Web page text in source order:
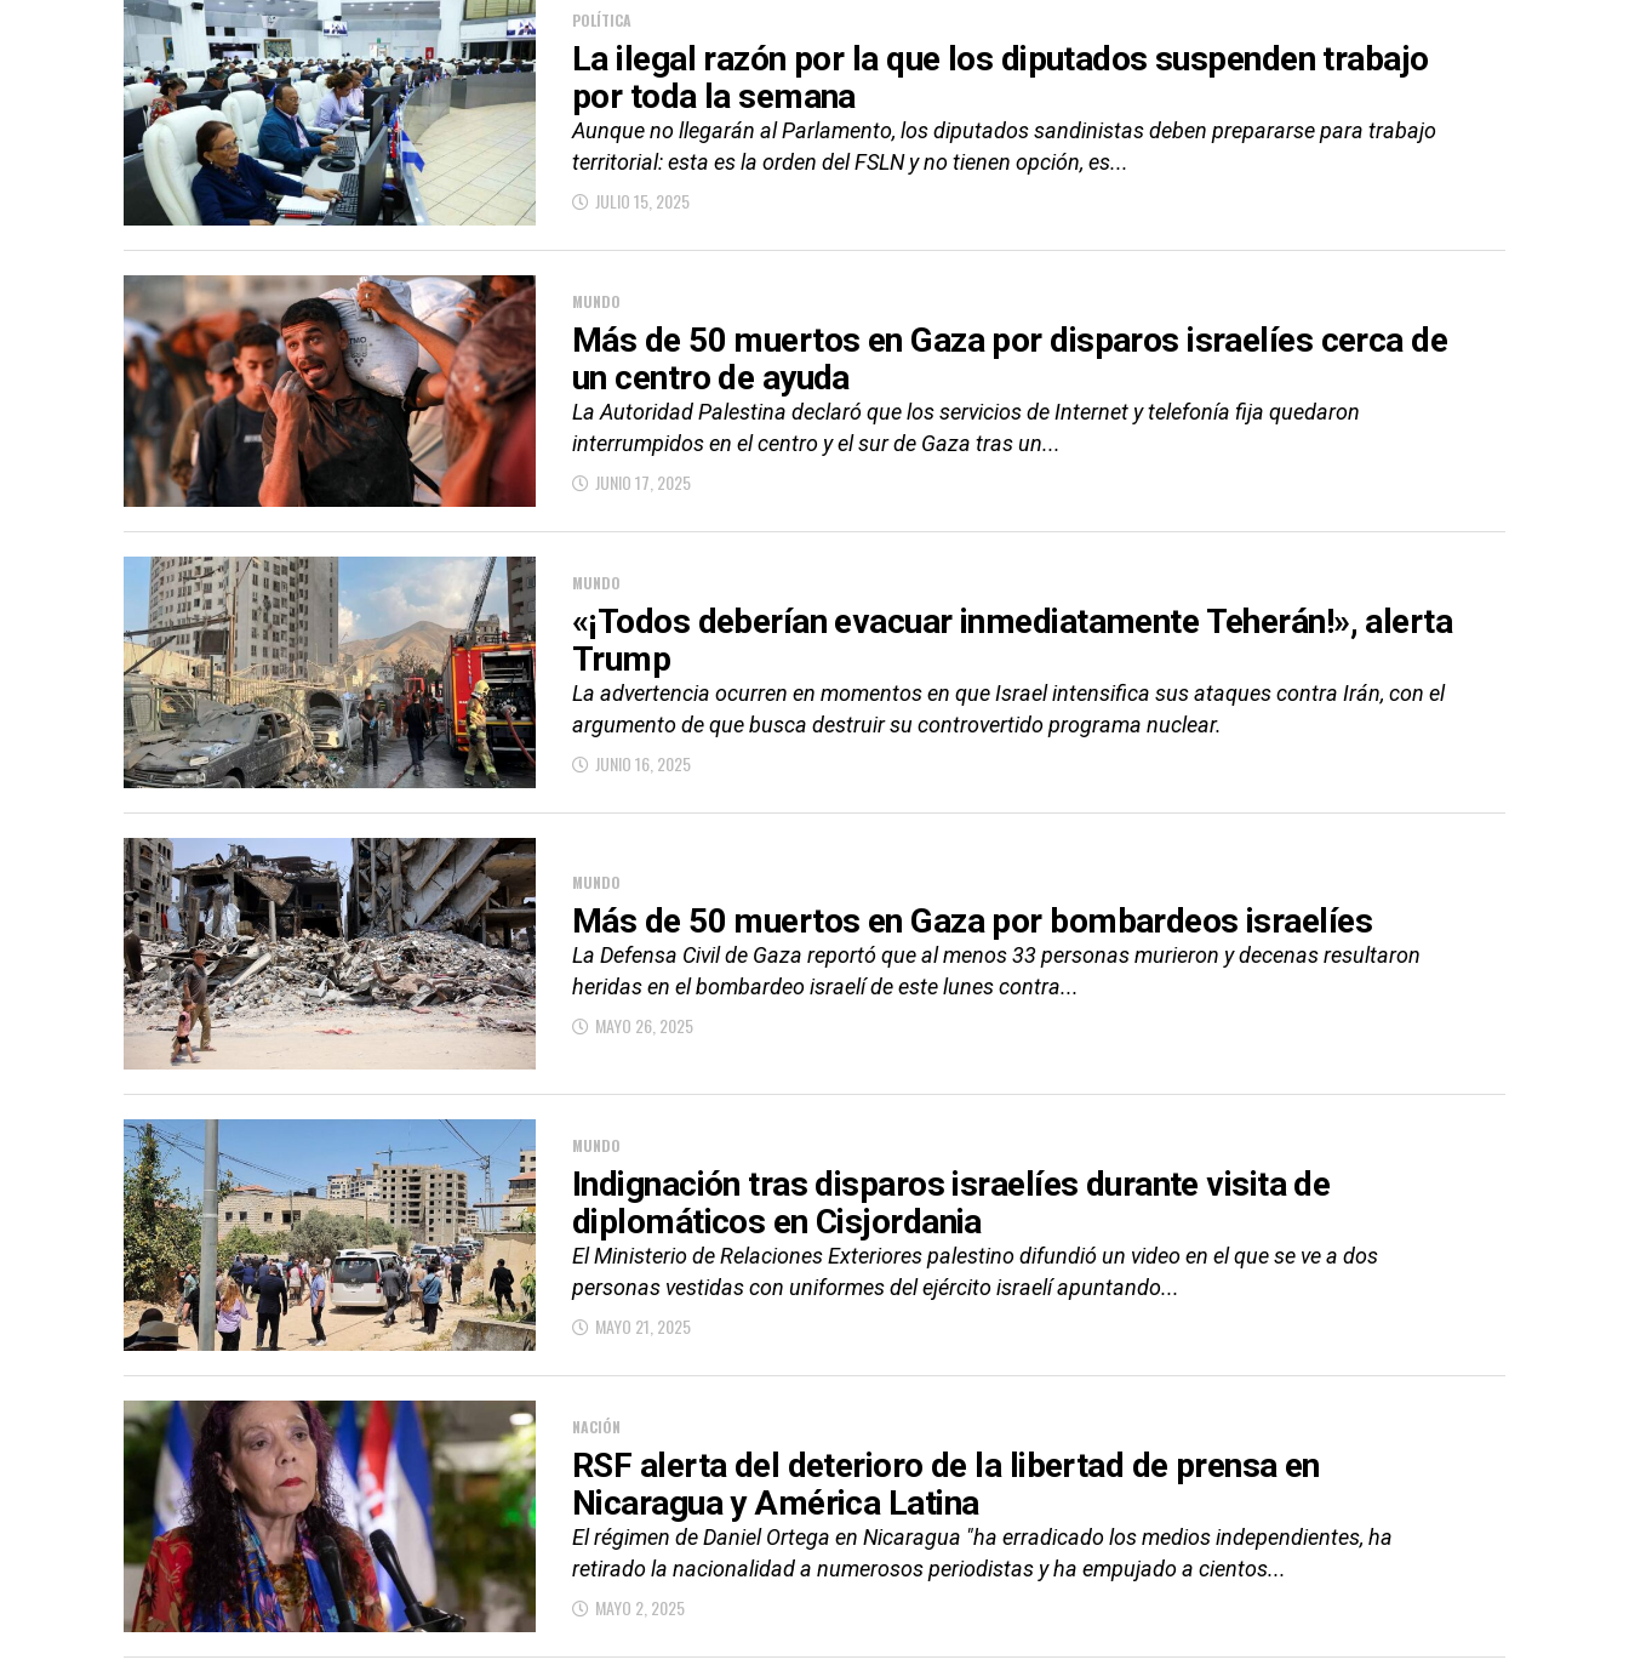
POLÍTICA
La ilegal razón por la que los diputados suspenden trabajo
por toda la semana
Aunque no llegarán al Parlamento, los diputados sandinistas deben prepararse para trabajo
territorial: esta es la orden del FSLN y no tienen opción, es...
JULIO 15, 2025
MUNDO
Más de 50 muertos en Gaza por disparos israelíes cerca de
un centro de ayuda
La Autoridad Palestina declaró que los servicios de Internet y telefonía fija quedaron
interrumpidos en el centro y el sur de Gaza tras un...
JUNIO 17, 2025
MUNDO
«¡Todos deberían evacuar inmediatamente Teherán!», alerta
Trump
La advertencia ocurren en momentos en que Israel intensifica sus ataques contra Irán, con el
argumento de que busca destruir su controvertido programa nuclear.
JUNIO 16, 2025
MUNDO
Más de 50 muertos en Gaza por bombardeos israelíes
La Defensa Civil de Gaza reportó que al menos 33 personas murieron y decenas resultaron
heridas en el bombardeo israelí de este lunes contra...
MAYO 26, 2025
MUNDO
Indignación tras disparos israelíes durante visita de
diplomáticos en Cisjordania
El Ministerio de Relaciones Exteriores palestino difundió un video en el que se ve a dos
personas vestidas con uniformes del ejército israelí apuntando...
MAYO 21, 2025
NACIÓN
RSF alerta del deterioro de la libertad de prensa en
Nicaragua y América Latina
El régimen de Daniel Ortega en Nicaragua "ha erradicado los medios independientes, ha
retirado la nacionalidad a numerosos periodistas y ha empujado a cientos...
MAYO 2, 2025